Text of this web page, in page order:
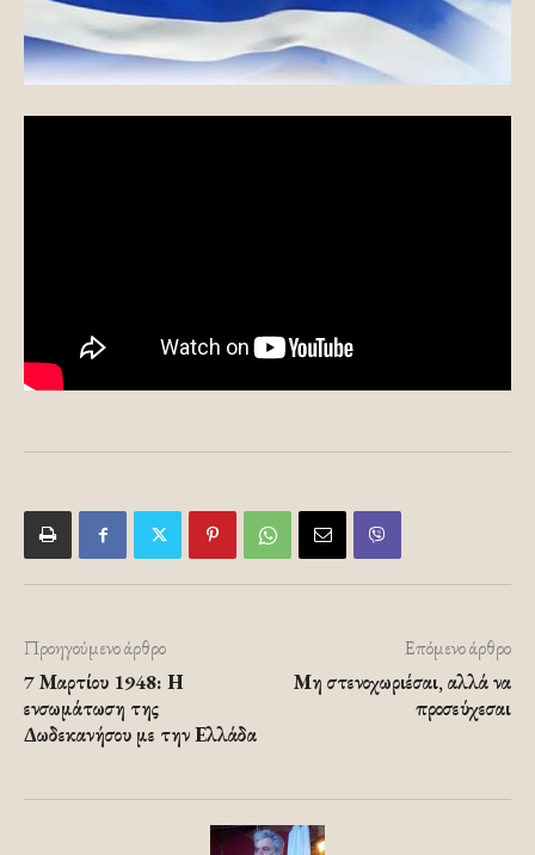
Προηγούμενο άρθρο
7 Μαρτίου 1948: Η
ενσωμάτωση της
Δωδεκανήσου με την Ελλάδα
Επόμενο άρθρο
Μη στενοχωριέσαι, αλλά να
προσεύχεσαι